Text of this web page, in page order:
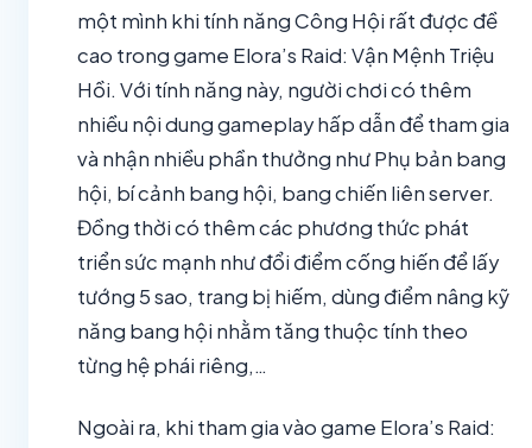
một mình khi tính năng Công Hội rất được đề
cao trong game Elora’s Raid: Vận Mệnh Triệu
Hồi. Với tính năng này, người chơi có thêm
nhiều nội dung gameplay hấp dẫn để tham gia
và nhận nhiều phần thưởng như Phụ bản bang
hội, bí cảnh bang hội, bang chiến liên server.
Đồng thời có thêm các phương thức phát
triển sức mạnh như đổi điểm cống hiến để lấy
tướng 5 sao, trang bị hiếm, dùng điểm nâng kỹ
năng bang hội nhằm tăng thuộc tính theo
từng hệ phái riêng,…
Ngoài ra, khi tham gia vào game Elora’s Raid: